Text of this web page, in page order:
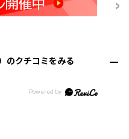
のクチコミをみる